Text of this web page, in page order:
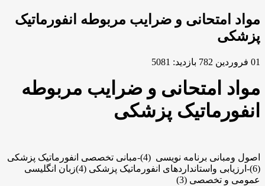
مواد امتحانی و ضرایب مربوطه انفورماتیک
پزشکی
01 فروردين 782 بازدید: 5081
مواد امتحانی و ضرایب مربوطه
انفورماتیک پزشکی
اصول ومبانی برنامه نویسی (4)-مبانی تخصصی انفورماتیک پزشکی
(6)-ارزیابی واستانداردهای انفورماتیک پزشکی (4)زبان انگلیسی
عمومی و تخصصی (3)